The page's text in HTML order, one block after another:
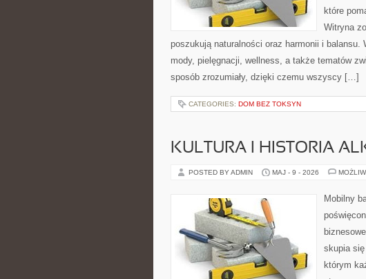
które
Witryna
poszukują naturalności oraz harmonii i
mody, pielęgnacji, wellness, a także tematów
sposób zrozumiały, dzięki czemu wszyscy […]
CATEGORIES: DOM BEZ TOKSYN
KULTURA I HISTORIA
POSTED BY ADMIN MAJ - 9 - 2026
Mobilny
skupia
którym